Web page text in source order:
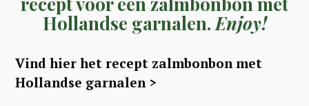
Hollandse garnalen. Enjoy!
Vind hier het recept zalmbonbon met
Hollandse garnalen >